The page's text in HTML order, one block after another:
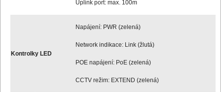
Uplink port: max. 100m
Kontrolky LED
Napájení: PWR (zelená)
Network indikace: Link (žlutá)
POE napájení: PoE (zelená)
CCTV režim: EXTEND (zelená)